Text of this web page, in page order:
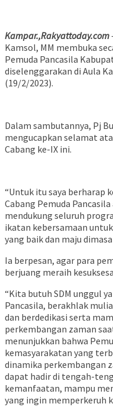
Kampar.,Rakyattoday.com
Kamsol, MM membuka
Pemuda Pancasila
diselenggarakan di Aula
(19/2/2023).
Dalam sambutannya, Pj
mengucapkan selamat
Cabang ke-IX ini.
“Untuk itu saya berharap
Cabang Pemuda
mendukung seluruh
ikatan kebersamaan
yang baik dan maju
Ia berpesan, agar para
berjuang meraih
“Kita butuh SDM unggul
Pancasila, berakhlak
dan berdedikasi serta
perkembangan zaman
menunjukkan bahwa
kemasyarakatan yang
dinamika perkembangan
dapat hadir di tengah-
kemanfaatan, mampu
yang ingin memperkeruh